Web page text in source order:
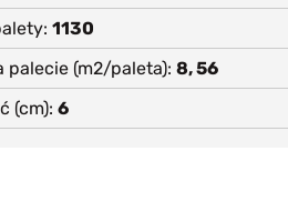
1130
palecie (m2/paleta) 8, 56
(cm) 6